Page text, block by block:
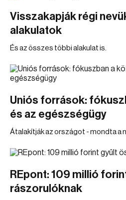
Visszakapják régi
alakulatok
És az összes többi alakulat is.
Uniós források:
és az egészségügy
Átalakítják az országot - mondta a
REpont: 109 millió
rászorulóknak